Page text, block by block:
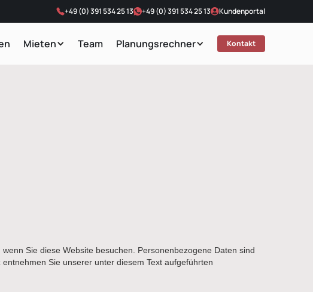
+49 (0) 391 534 25 13 +49 (0) 391 534 25 13 Kundenportal
Mieten Team Planungsrechner Kontakt
Sie diese Website besuchen. Personenbezogene Daten sind
Sie unserer unter diesem Text aufgeführten